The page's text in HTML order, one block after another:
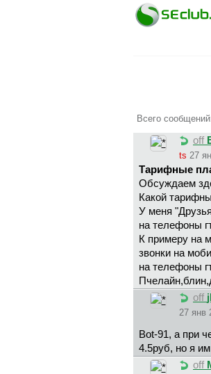
Всего
off
ts 27
Тарифные
Обсуждаем
Какой
У меня
на телефоны
К примеру на
звонки на
на телефоны
off
27 янв
Bot-91, а при
4.5руб, но я
off